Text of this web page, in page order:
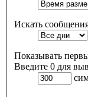
Искать
Показывать
Введите 0 для